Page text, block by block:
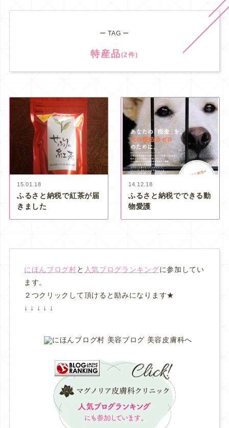
ー TAG ー
特産品(2件)
15.01.18
ふるさと納税で紅茶が届
きました
14.12.18
ふるさと納税でできる動
物愛護
にほんブログ村と 人気ブログランキングに参加してい
ます。
２つクリックして頂けると励みになります★
↓ ↓ ↓ ↓ ↓